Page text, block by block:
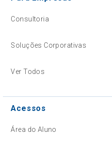
Consultoria
Soluções Corporativas
Ver Todos
Acessos
Área do Aluno